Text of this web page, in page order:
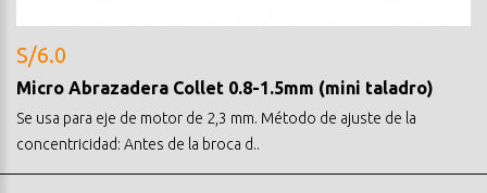
S/6.0
Micro Abrazadera Collet 0.8-1.5mm (mini taladro)
Se usa para eje de motor de 2,3 mm. Método de ajuste de la
concentricidad: Antes de la broca d..